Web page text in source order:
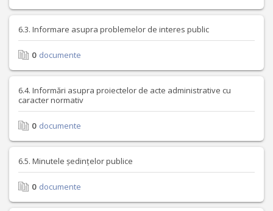
6.3. Informare asupra problemelor de interes public
0 documente
6.4. Informări asupra proiectelor de acte administrative cu
caracter normativ
0 documente
6.5. Minutele ședințelor publice
0 documente